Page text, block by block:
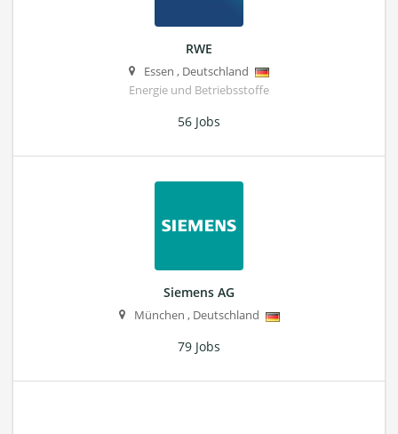
RWE
Essen , Deutschland
Energie und Betriebsstoffe
56 Jobs
Siemens AG
München , Deutschland
79 Jobs